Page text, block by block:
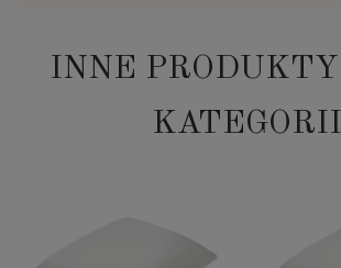
INNE
KATEGORII